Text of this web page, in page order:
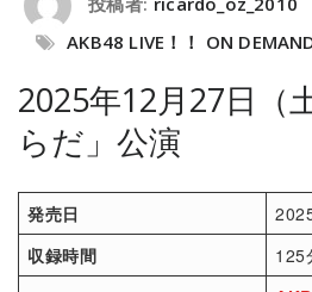
AKB48 LIVE！！ ON
2025年12月27日（
らだ」公演
発売日
収録時間
125